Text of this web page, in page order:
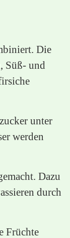
Die
Süß- und
unter
werden
Dazu
durch
Früchte